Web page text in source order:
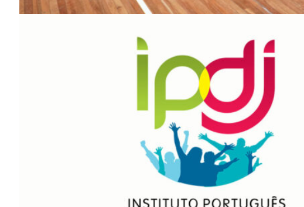
Guimarães, agora!
SUBSCREVA JÁ!